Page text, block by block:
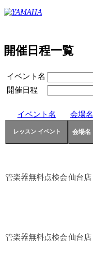
開催日程一覧
イベント名
開催日程
イベント名 会場名
管楽器無料点検会仙台店
管楽器無料点検会仙台店